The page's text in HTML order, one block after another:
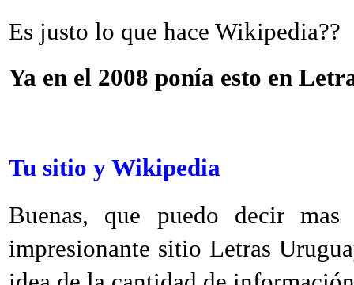
Es justo lo que hace Wikipedia??
Ya en el 2008 ponía esto en
Tu sitio y Wikipedia
Buenas, que puedo decir
impresionante sitio Letras